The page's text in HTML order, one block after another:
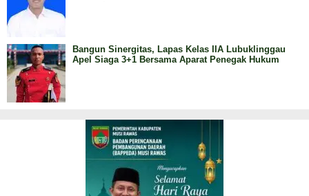
Bangun Sinergitas, Lapas Kelas IIA Lubuklinggau
Apel Siaga 3+1 Bersama Aparat Penegak Hukum